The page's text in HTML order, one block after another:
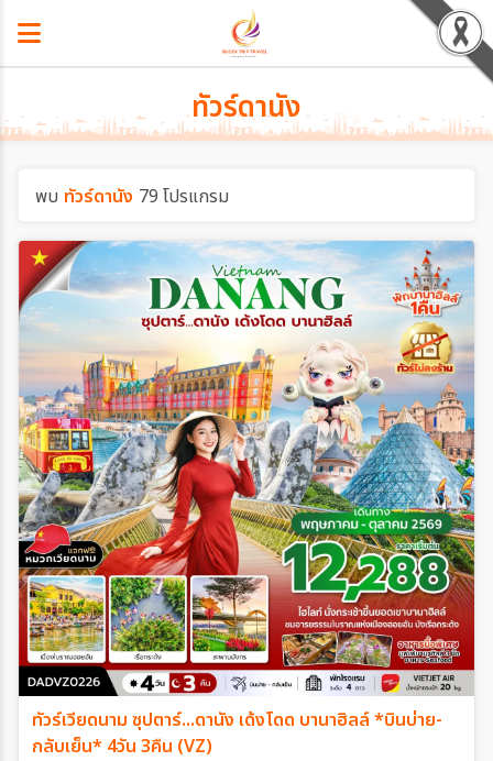
ทัวร์ดานัง
พบ ทัวร์ดานัง 79 โปรแกรม
ทัวร์เวียดนาม ซุปตาร์...ดานัง เด้งโดด บานาฮิลล์ *บินบ่าย-
กลับเย็น* 4วัน 3คืน (VZ)